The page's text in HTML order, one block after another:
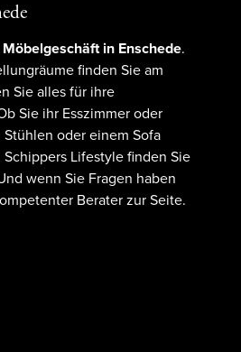
Möbelgeschäft in Enschede.
finden Sie am
Sie alles für ihre
Sie ihr Esszimmer oder
oder einem Sofa
Lifestyle finden Sie
wenn Sie Fragen haben
Berater zur Seite.